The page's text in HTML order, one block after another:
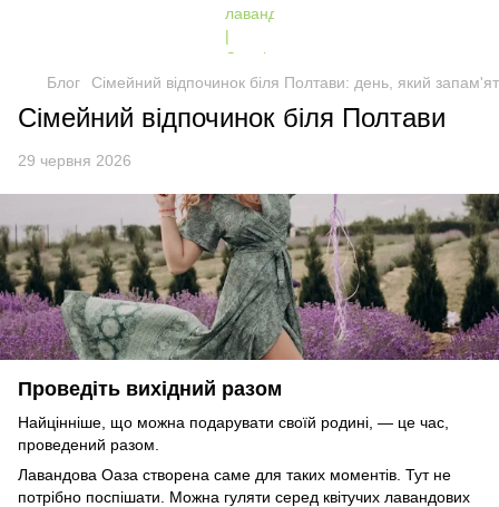
Блог Сімейний відпочинок біля Полтави: день, який
Сімейний відпочинок біля Полтави
29 червня 2026
Проведіть вихідний разом
Найцінніше, що можна подарувати своїй родині, — це час,
проведений разом.
Лавандова Оаза створена саме для таких моментів. Тут не
потрібно поспішати. Можна гуляти серед квітучих лавандових